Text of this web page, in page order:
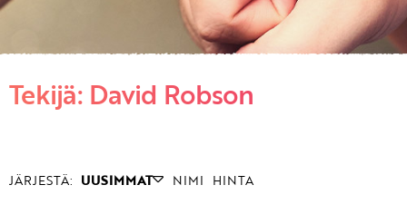
KIRJAUDU SISÄÄN
Etkö ole vielä asiakkaamme?
Tekijä: David Robson
JÄRJESTÄ: UUSIMMAT NIMI HINTA